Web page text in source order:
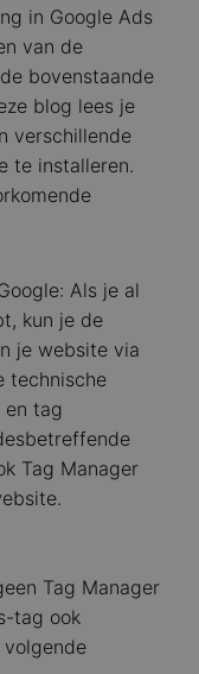
in Google Ads
van de
bovenstaande
blog lees je
verschillende
te installeren.
Als je al
kun je de
je website via
technische
en tag
Tag Manager
Tag Manager
tag ook